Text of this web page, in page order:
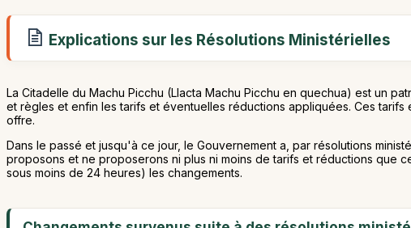
Explications sur les Résolutions Ministérielles
La Citadelle du Machu Picchu (Llacta Machu Picchu en quechua) est un
et règles et enfin les tarifs et éventuelles réductions appliquées. Ces
offre.
Dans le passé et jusqu'à ce jour, le Gouvernement a, par résolutions
proposons et ne proposerons ni plus ni moins de tarifs et réductions que
sous moins de 24 heures) les changements.